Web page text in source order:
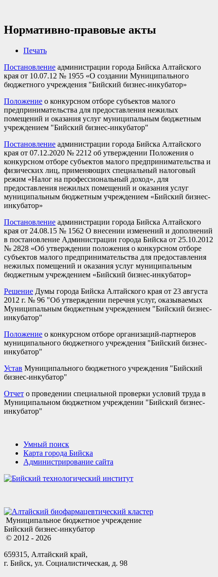
Нормативно-правовые акты
Печать
Постановление администрации города Бийска Алтайского
края от 10.07.12 № 1955 «О создании Муниципального
бюджетного учреждения "Бийский бизнес-инкубатор»
Положение о конкурсном отборе субъектов малого
предпринимательства для предоставления нежилых
помещений и оказания услуг муниципальным бюджетным
учреждением "Бийский бизнес-инкубатор"
Постановление администрации города Бийска Алтайского
края от 07.12.2020 № 2212 об утверждении Положения о
конкурсном отборе субъектов малого предпринимательства и
физических лиц, применяющих специальный налоговый
режим «Налог на профессиональный доход», для
предоставления нежилых помещений и оказания услуг
муниципальным бюджетным учреждением «Бийский бизнес-
инкубатор»
Постановление администрации города Бийска Алтайского
края от 24.08.15 № 1562 О внесении изменений и дополнений
в постановление Администрации города Бийска от 25.10.2012
№ 2828 «Об утверждении положения о конкурсном отборе
субъектов малого предпринимательства для предоставления
нежилых помещений и оказания услуг муниципальным
бюджетным учреждением «Бийский бизнес-инкубатор»
Решение Думы города Бийска Алтайского края от 23 августа
2012 г. № 96 "Об утверждении перечня услуг, оказываемых
Муниципальным бюджетным учреждением "Бийский бизнес-
инкубатор"
Положение о конкурсном отборе организаций-партнеров
муниципального бюджетного учреждения "Бийский бизнес-
инкубатор"
Устав Муниципального бюджетного учреждения "Бийский
бизнес-инкубатор"
Отчет о проведении специальной проверки условий труда в
Муниципальном бюджетном учреждении "Бийский бизнес-
инкубатор"
Умный поиск
Карта города Бийска
Администрирование сайта
Муниципальное бюджетное учреждение
Бийский бизнес-инкубатор
© 2012 - 2026
659315, Алтайский край,
г. Бийск, ул. Социалистическая, д. 98